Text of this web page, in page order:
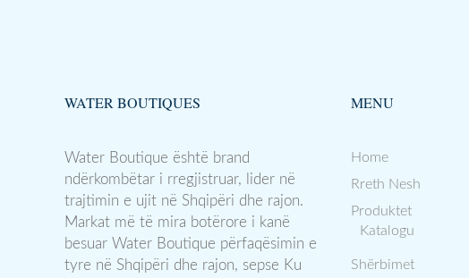
WATER BOUTIQUES
Water Boutique është brand
ndërkombëtar i rregjistruar, lider në
trajtimin e ujit në Shqipëri dhe rajon.
Markat më të mira botërore i kanë
besuar Water Boutique përfaqësimin e
tyre në Shqipëri dhe rajon, sepse Ku
MENU
Home
Rreth Nesh
Produktet
Katalogu
Shërbimet